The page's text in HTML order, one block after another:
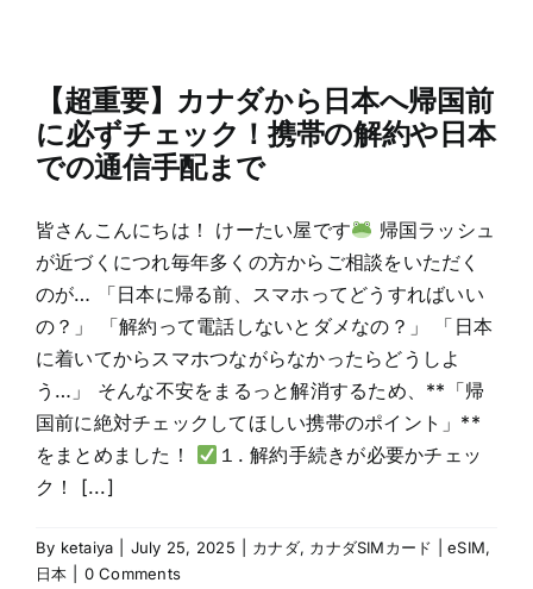
【超重要】カナダから日本へ帰国前
に必ずチェック！携帯の解約や日本
での通信手配まで
皆さんこんにちは！ けーたい屋です
帰国ラッシュ
が近づくにつれ毎年多くの方からご相談をいただく
のが… 「日本に帰る前、スマホってどうすればいい
の？」 「解約って電話しないとダメなの？」 「日本
に着いてからスマホつながらなかったらどうしよ
う…」 そんな不安をまるっと解消するため、**「帰
国前に絶対チェックしてほしい携帯のポイント」**
をまとめました！
１. 解約手続きが必要かチェッ
ク！ [...]
By ketaiya July 25, 2025 カナダ, カナダSIMカード | eSIM,
日本
0 Comments